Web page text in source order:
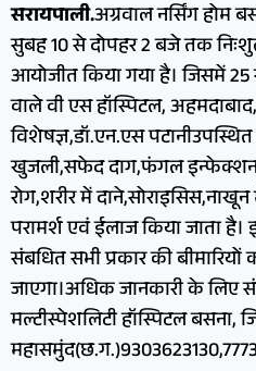
सरायपाली.अग्रवाल नर्सिंग होम
सुबह 10 से दोपहर 2 बजे तक
आयोजीत किया गया है। जिसमें
वाले वी एस हॉस्पिटल,
विशेषज्ञ,डॉ.एन.एस
खुजली,सफेद दाग,फंगल
रोग,शरीर में
परामर्श एवं ईलाज किया जाता है।
संबधित सभी प्रकार की
जाएगा।अधिक जानकारी के लिए
मल्टीस्पेशलिटी हॉस्पिटल बसना,